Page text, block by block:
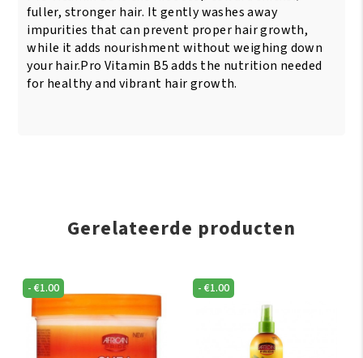
ml
aantal
fuller, stronger hair. It gently washes away
impurities that can prevent proper hair growth,
while it adds nourishment without weighing down
your hair.Pro Vitamin B5 adds the nutrition needed
for healthy and vibrant hair growth.
Gerelateerde producten
-€1.00 -€1.00